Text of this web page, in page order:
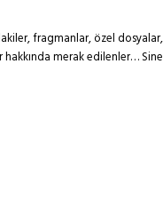
fragmanlar, özel
merak edilenler…